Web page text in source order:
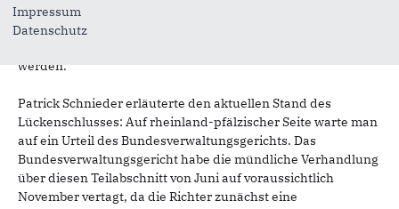
Neubau“ und nicht „Erhalt statt Neubau“. Bedeutsame
Infrastrukturprojekte wie der Lückenschluss der A1, der als
werden.
Patrick Schnieder erläuterte den aktuellen Stand des
Lückenschlusses: Auf rheinland-pfälzischer Seite warte man
auf ein Urteil des Bundesverwaltungsgerichts. Das
Bundesverwaltungsgericht habe die mündliche Verhandlung
über diesen Teilabschnitt von Juni auf voraussichtlich
November vertagt, da die Richter zunächst eine
Impressum
Datenschutz